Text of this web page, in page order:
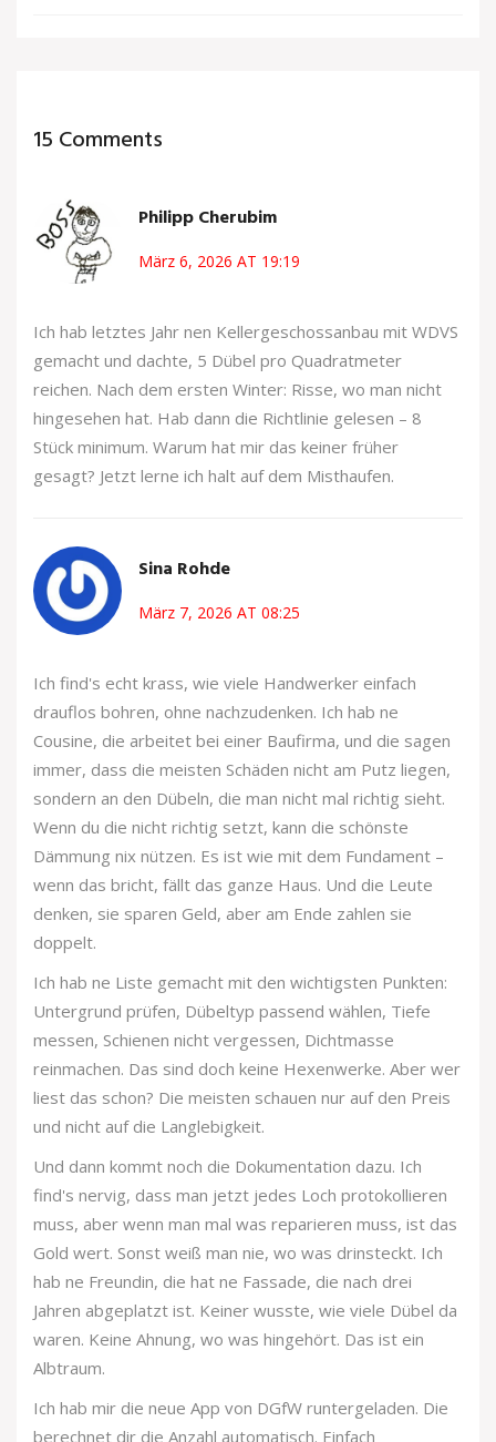
15 Comments
Philipp Cherubim
März 6, 2026 AT 19:19
Ich hab letztes Jahr nen Kellergeschossanbau mit WDVS
gemacht und dachte, 5 Dübel pro Quadratmeter
reichen. Nach dem ersten Winter: Risse, wo man nicht
hingesehen hat. Hab dann die Richtlinie gelesen – 8
Stück minimum. Warum hat mir das keiner früher
gesagt? Jetzt lerne ich halt auf dem Misthaufen.
Sina Rohde
März 7, 2026 AT 08:25
Ich find's echt krass, wie viele Handwerker einfach
drauflos bohren, ohne nachzudenken. Ich hab ne
Cousine, die arbeitet bei einer Baufirma, und die sagen
immer, dass die meisten Schäden nicht am Putz liegen,
sondern an den Dübeln, die man nicht mal richtig sieht.
Wenn du die nicht richtig setzt, kann die schönste
Dämmung nix nützen. Es ist wie mit dem Fundament –
wenn das bricht, fällt das ganze Haus. Und die Leute
denken, sie sparen Geld, aber am Ende zahlen sie
doppelt.
Ich hab ne Liste gemacht mit den wichtigsten Punkten:
Untergrund prüfen, Dübeltyp passend wählen, Tiefe
messen, Schienen nicht vergessen, Dichtmasse
reinmachen. Das sind doch keine Hexenwerke. Aber wer
liest das schon? Die meisten schauen nur auf den Preis
und nicht auf die Langlebigkeit.
Und dann kommt noch die Dokumentation dazu. Ich
find's nervig, dass man jetzt jedes Loch protokollieren
muss, aber wenn man mal was reparieren muss, ist das
Gold wert. Sonst weiß man nie, wo was drinsteckt. Ich
hab ne Freundin, die hat ne Fassade, die nach drei
Jahren abgeplatzt ist. Keiner wusste, wie viele Dübel da
waren. Keine Ahnung, wo was hingehört. Das ist ein
Albtraum.
Ich hab mir die neue App von DGfW runtergeladen. Die
berechnet dir die Anzahl automatisch. Einfach